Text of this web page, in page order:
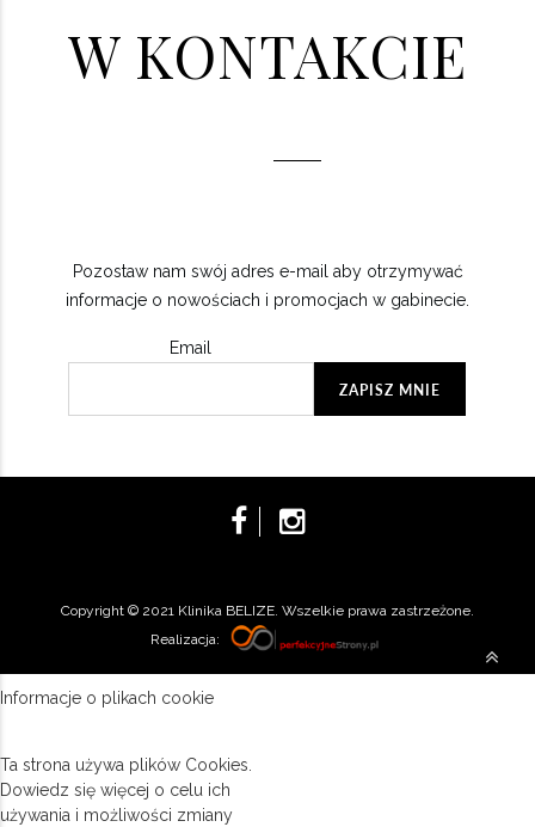
W KONTAKCIE
Pozostaw nam swój adres e-mail aby otrzymywać
informacje o nowościach i promocjach w gabinecie.
Email
Copyright © 2021 Klinika BELIZE. Wszelkie prawa zastrzeżone.
Realizacja:
Informacje o plikach cookie
Ta strona używa plików Cookies.
Dowiedz się więcej o celu ich
używania i możliwości zmiany